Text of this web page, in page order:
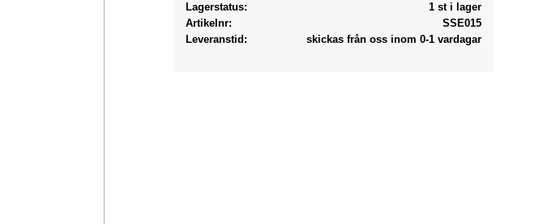
Lagerstatus
1 st i lager
Artikelnr
SSE015
Leveranstid
skickas från oss inom 0-1 vardagar